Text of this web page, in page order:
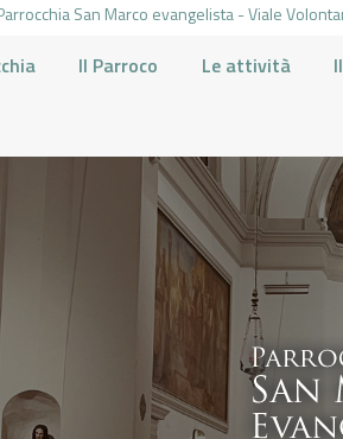
San Marco evangelista - Viale
Il Parroco Le attività
HOME
LA
IL
LE
IL